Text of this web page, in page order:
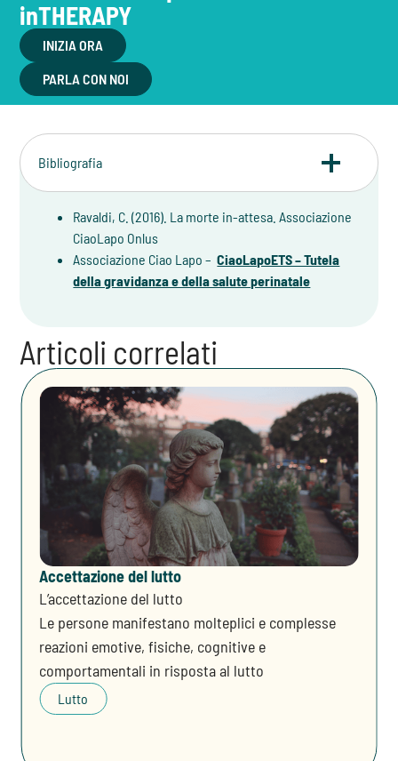
inTHERAPY
INIZIA ORA
PARLA CON NOI
Bibliografia
Ravaldi, C. (2016). La morte in-attesa. Associazione
CiaoLapo Onlus
Associazione Ciao Lapo –CiaoLapoETS – Tutela
della gravidanza e della salute perinatale
Articoli correlati
Accettazione del lutto
L’accettazione del lutto
Le persone manifestano molteplici e complesse
reazioni emotive, fisiche, cognitive e
comportamentali in risposta al lutto
Lutto